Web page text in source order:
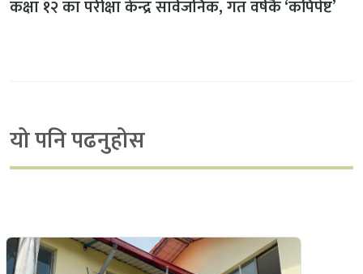
कक्षा १२ का परीक्षा केन्द्र सार्वजनिक, गत वर्षकै ‘कपिपेष्ट’
यो पनि पढनुहोस